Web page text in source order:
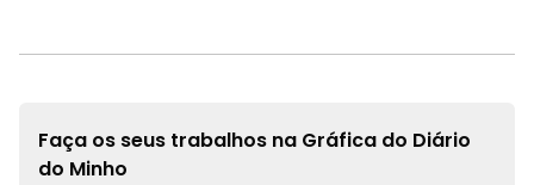
Faça os seus trabalhos na Gráfica do Diário
do Minho